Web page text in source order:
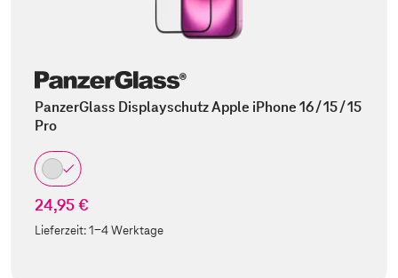
PanzerGlass Displayschutz Apple iPhone 16 / 15 / 15
Pro
24,95 €
Lieferzeit:1-4 Werktage